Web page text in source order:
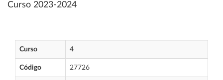
Curso 2023-2024
Curso 4
Código 27726